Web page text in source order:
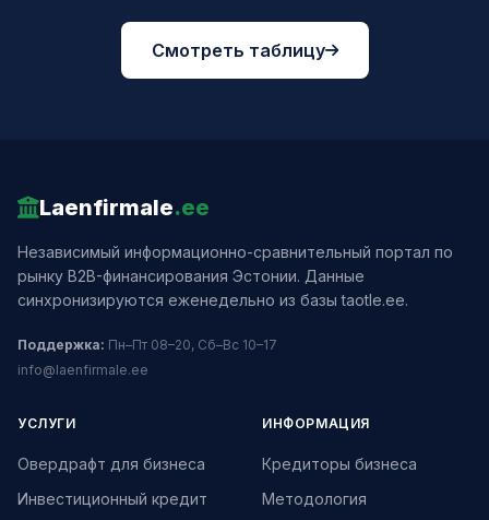
Смотреть таблицу
Laenfirmale.ee
Независимый информационно-сравнительный портал по
рынку B2B-финансирования Эстонии. Данные
синхронизируются еженедельно из базы taotle.ee.
Поддержка: Пн–Пт 08–20, Сб–Вс 10–17
info@laenfirmale.ee
УСЛУГИ
Овердрафт для бизнеса
Инвестиционный кредит
ИНФОРМАЦИЯ
Кредиторы бизнеса
Методология